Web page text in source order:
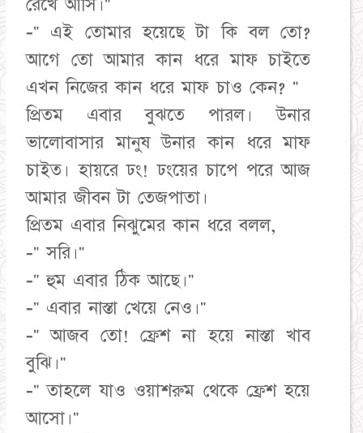
রেখে আসি।"
-" এই তোমার হয়েছে টা কি বল তো?
আগে তো আমার কান ধরে মাফ চাইতে
এখন নিজের কান ধরে মাফ চাও কেন? "
প্রিতম এবার বুঝতে পারল। উনার
ভালোবাসার মানুষ উনার কান ধরে মাফ
চাইত। হায়রে ঢং! ঢংয়ের চাপে পরে আজ
আমার জীবন টা তেজপাতা।
প্রিতম এবার নিঝুমের কান ধরে বলল,
-" সরি।"
-" হুম এবার ঠিক আছে।"
-" এবার নাস্তা খেয়ে নেও।"
-" আজব তো! ফ্রেশ না হয়ে নাস্তা খাব
বুঝি।"
-" তাহলে যাও ওয়াশরুম থেকে ফ্রেশ হয়ে
আসো।"